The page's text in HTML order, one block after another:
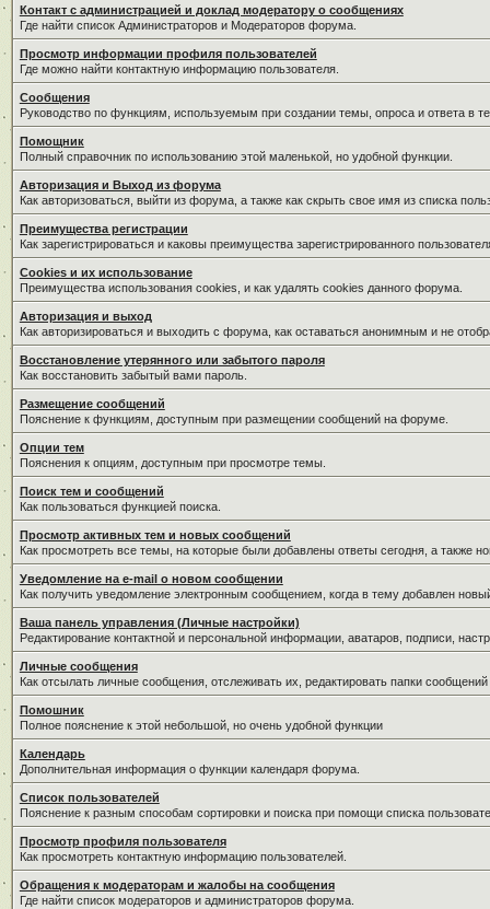
Контакт с администрацией и доклад модератору о сообщениях
Где найти список Администраторов и Модераторов форума.
Просмотр информации профиля пользователей
Где можно найти контактную информацию пользователя.
Сообщения
Руководство по функциям, используемым при создании темы, опроса и ответа в
Помощник
Полный справочник по использованию этой маленькой, но удобной функции.
Авторизация и Выход из форума
Как авторизоваться, выйти из форума, а также как скрыть свое имя из списка
Преимущества регистрации
Как зарегистрироваться и каковы преимущества зарегистрированного
Cookies и их использование
Преимущества использования cookies, и как удалять cookies данного форума.
Авторизация и выход
Как авторизироваться и выходить с форума, как оставаться анонимным и не
Восстановление утерянного или забытого пароля
Как восстановить забытый вами пароль.
Размещение сообщений
Пояснение к функциям, доступным при размещении сообщений на форуме.
Опции тем
Пояснения к опциям, доступным при просмотре темы.
Поиск тем и сообщений
Как пользоваться функцией поиска.
Просмотр активных тем и новых сообщений
Как просмотреть все темы, на которые были добавлены ответы сегодня, а также
Уведомление на е-mail о новом сообщении
Как получить уведомление электронным сообщением, когда в тему добавлен
Ваша панель управления (Личные настройки)
Редактирование контактной и персональной информации, аватаров, подписи,
Личные сообщения
Как отсылать личные сообщения, отслеживать их, редактировать папки
Помошник
Полное пояснение к этой небольшой, но очень удобной функции
Календарь
Дополнительная информация о функции календаря форума.
Список пользователей
Пояснение к разным способам сортировки и поиска при помощи списка
Просмотр профиля пользователя
Как просмотреть контактную информацию пользователей.
Обращения к модераторам и жалобы на сообщения
Где найти список модераторов и администраторов форума.